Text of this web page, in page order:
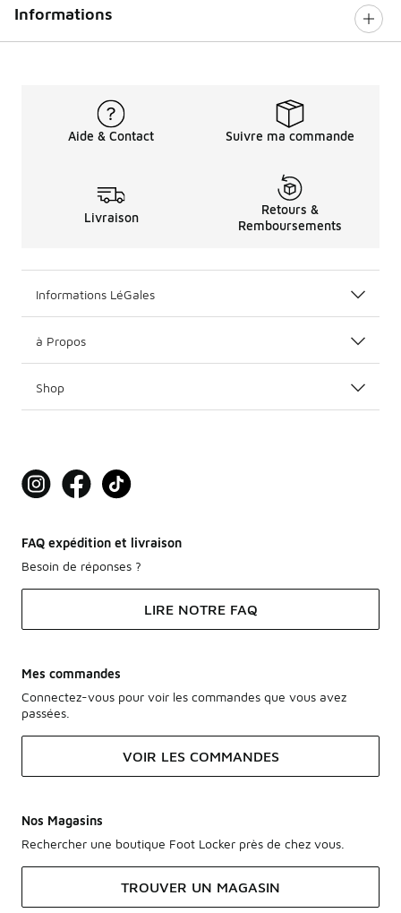
Informations
Aide & Contact Suivre ma commande
Livraison
Retours &
Remboursements
Informations LéGales
à Propos
Shop
FAQ expédition et livraison
Besoin de réponses ?
LIRE NOTRE FAQ
Mes commandes
Connectez-vous pour voir les commandes que vous avez
passées.
VOIR LES COMMANDES
Nos Magasins
Rechercher une boutique Foot Locker près de chez vous.
TROUVER UN MAGASIN